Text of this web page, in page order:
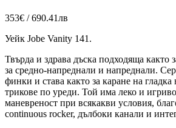
353€ / 690.41лв
Уейк Jobe Vanity 141.
Твърда и здрава дъска подходяща както
за средно-напреднали и напреднали.
финки и става както за каране на гладка
трикове по уреди. Той има леко и
маневреност при всякакви условия,
continuous rocker, дълбоки канали и